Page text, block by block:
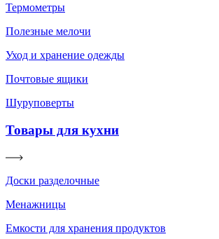
Термометры
Полезные мелочи
Уход и хранение одежды
Почтовые ящики
Шуруповерты
Товары для кухни
Доски разделочные
Менажницы
Емкости для хранения продуктов